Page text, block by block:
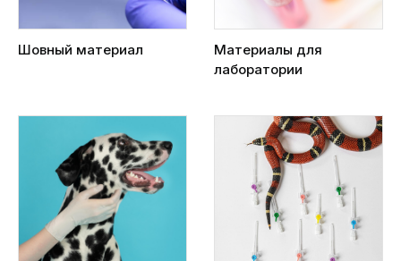
Шовный материал
Материалы для
лаборатории